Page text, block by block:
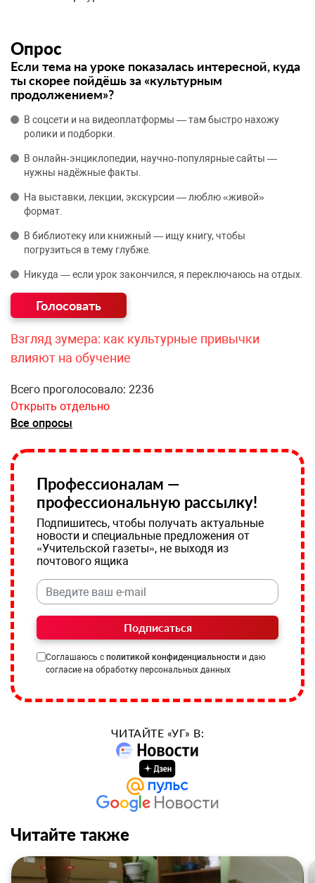
Опрос
Если тема на уроке показалась интересной, куда
ты скорее пойдёшь за «культурным
продолжением»?
В соцсети и на видеоплатформы — там быстро нахожу
ролики и подборки.
В онлайн‑энциклопедии, научно‑популярные сайты —
нужны надёжные факты.
На выставки, лекции, экскурсии — люблю «живой»
формат.
В библиотеку или книжный — ищу книгу, чтобы
погрузиться в тему глубже.
Никуда — если урок закончился, я переключаюсь на отдых.
Взгляд зумера: как культурные привычки
влияют на обучение
Всего проголосовало: 2236
Открыть отдельно
Все опросы
Профессионалам —
профессиональную рассылку!
Подпишитесь, чтобы получать актуальные
новости и специальные предложения от
«Учительской газеты», не выходя из
почтового ящика
Подписаться
Соглашаюсь с политикой конфиденциальности и даю
согласие на обработку персональных данных
ЧИТАЙТЕ «УГ» В:
Читайте также